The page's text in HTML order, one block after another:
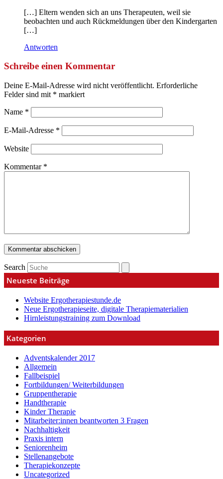
[…] Eltern wenden sich an uns Therapeuten, weil sie
beobachten und auch Rückmeldungen über den Kindergarten
[…]
Antworten
Schreibe einen Kommentar
Deine E-Mail-Adresse wird nicht veröffentlicht. Erforderliche
Felder sind mit * markiert
Name *
E-Mail-Adresse *
Website
Kommentar *
Search
Neueste Beiträge
Website Ergotherapiestunde.de
Neue Ergotherapieseite, digitale Therapiematerialien
Hirnleistungstraining zum Download
Kategorien
Adventskalender 2017
Allgemein
Fallbeispiel
Fortbildungen/ Weiterbildungen
Gruppentherapie
Handtherapie
Kinder Therapie
Mitarbeiter:innen beantworten 3 Fragen
Nachhaltigkeit
Praxis intern
Seniorenheim
Stellenangebote
Therapiekonzepte
Uncategorized